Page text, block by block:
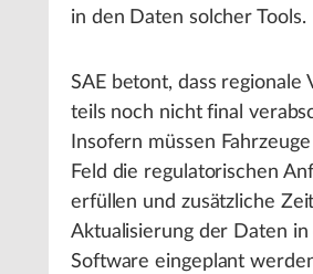
in den Daten solcher Tools.
SAE betont, dass regionale
teils noch nicht final
Insofern müssen
Feld die regulatorischen
erfüllen und zusätzliche
Aktualisierung der Daten in
Software eingeplant